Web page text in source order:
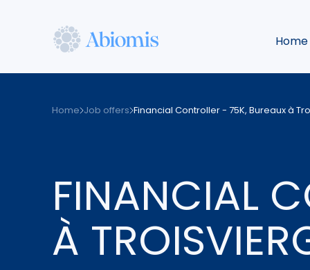
Home
Home Job offers Financial Controller - 75K, Bureaux à
FINANCIAL
À